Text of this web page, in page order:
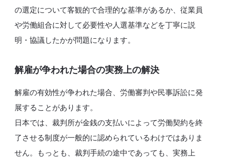
の選定について客観的で合理的な基準があるか、従業員
や労働組合に対して必要性や人選基準などを丁寧に説
明・協議したかが問題になります。
解雇が争われた場合の実務上の解決
解雇の有効性が争われた場合、労働審判や民事訴訟に発
展することがあります。
日本では、裁判所が金銭の支払いによって労働契約を終
了させる制度が一般的に認められているわけではありま
せん。もっとも、裁判手続の途中であっても、実務上